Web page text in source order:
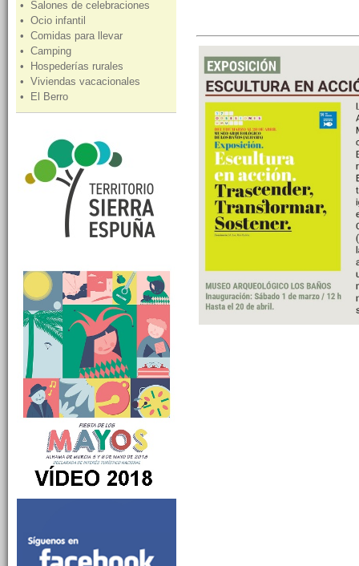
• Salones de celebraciones
• Ocio infantil
• Comidas para llevar
• Camping
• Hospederías rurales
• Viviendas vacacionales
• El Berro